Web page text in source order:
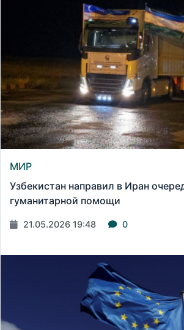
МИР
Узбекистан направил в Иран
гуманитарной помощи
21.05.2026 19:48 0